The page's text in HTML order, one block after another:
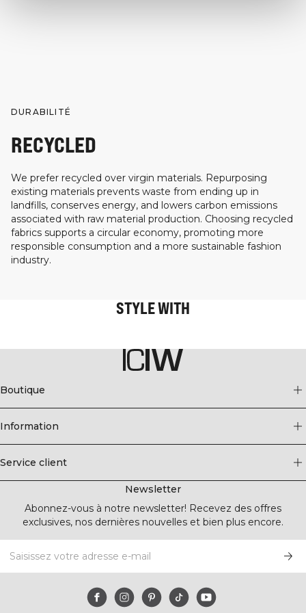
DURABILITÉ
RECYCLED
We prefer recycled over virgin materials. Repurposing
existing materials prevents waste from ending up in
landfills, conserves energy, and lowers carbon emissions
associated with raw material production. Choosing recycled
fabrics supports a circular economy, promoting more
responsible consumption and a more sustainable fashion
industry.
STYLE WITH
Boutique
Information
Service client
Newsletter
Abonnez-vous à notre newsletter! Recevez des offres
exclusives, nos dernières nouvelles et bien plus encore.